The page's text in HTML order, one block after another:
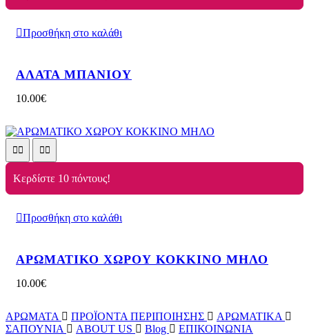
Προσθήκη στο καλάθι
ΑΛΑΤΑ ΜΠΑΝΙΟΥ
10.00€
Κερδίστε 10 πόντους!
Προσθήκη στο καλάθι
ΑΡΩΜΑΤΙΚΟ ΧΩΡΟΥ ΚΟΚΚΙΝΟ ΜΗΛΟ
10.00€
ΑΡΩΜΑΤΑ ΠΡΟΪΟΝΤΑ ΠΕΡΙΠΟΙΗΣΗΣ
ΑΡΩΜΑΤΙΚΑ
ΣΑΠΟΥΝΙΑ
ABOUT US Blog
ΕΠΙΚΟΙΝΩΝΙΑ